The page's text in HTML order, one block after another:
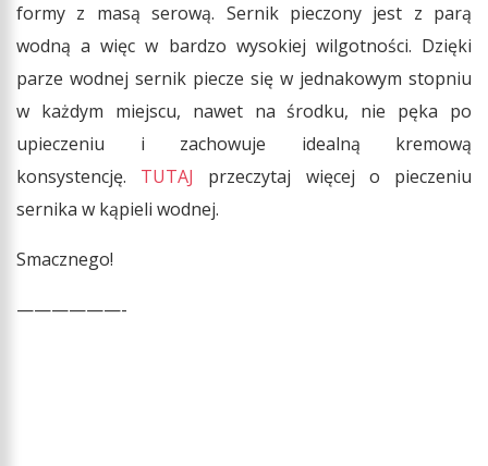
formy z masą serową. Sernik pieczony jest z parą
wodną a więc w bardzo wysokiej wilgotności. Dzięki
parze wodnej sernik piecze się w jednakowym stopniu
w każdym miejscu, nawet na środku, nie pęka po
upieczeniu i zachowuje idealną kremową
konsystencję.
TUTAJ
przeczytaj więcej o pieczeniu
sernika w kąpieli wodnej.
Smacznego!
——————-